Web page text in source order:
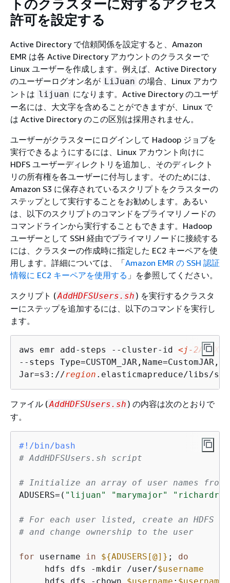
トのクラスターに対するアクセス
許可を設定する
Active Directory で信頼関係を設定すると、Amazon
EMR は各 Active Directory アカウントのクラスターで
Linux ユーザーを作成します。例えば、Active Directory
のユーザーログオン名が LiJuan の場合、Linux アカウ
ントは lijuan になります。Active Directory のユーザ
ー名には、大文字を含めることができますが、Linux で
は Active Directory のこの区別は採用されません。
ユーザーがクラスターにログインして Hadoop ジョブを
実行できるようにするには、Linux アカウント向けに
HDFS ユーザーディレクトリを追加し、そのディレクト
リの所有権を各ユーザーに付与します。そのためには、
Amazon S3 に保存されているスクリプトをクラスターの
ステップとして実行することをお勧めします。あるい
は、以下のスクリプトのコマンドをプライマリノードの
コマンドラインから実行することもできます。Hadoop
ユーザーとして SSH 経由でプライマリノードに接続する
には、クラスターの作成時に指定した EC2 キーペアを使
用します。詳細については、「Amazon EMR の SSH 認証
情報に EC2 キーペアを使用する 」を参照してください。
スクリプト (AddHDFSUsers.sh ) を実行するクラスタ
ーにステップを追加するには、以下のコマンドを実行し
ます。
aws emr add-steps --cluster-id <j-
--steps
Jar=s3://region .elasticmapreduce/libs/
ファイル (AddHDFSUsers.sh ) の内容は次のとおりで
す。
#!/bin/bash
# AddHDFSUsers.sh script
# Initialize an array of user names from
ADUSERS=( "lijuan" "marymajor"
# For each user listed, create an HDFS
# and change ownership to the user
for username in ${ADUSERS[@]} ; do
     hdfs dfs -mkdir /user/
$username
     hdfs dfs -chown
$username : $username